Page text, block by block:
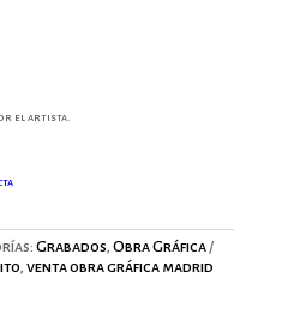
el artista.
Grabados, Obra Gráfica
, venta obra gráfica madrid